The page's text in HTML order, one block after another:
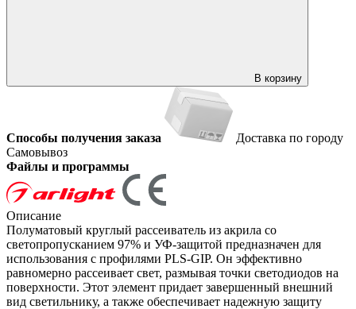
В корзину
Способы получения заказа
Доставка по городу
Самовывоз
Файлы и программы
Описание
Полуматовый круглый рассеиватель из акрила со
светопропусканием 97% и УФ-защитой предназначен для
использования с профилями PLS-GIP. Он эффективно
равномерно рассеивает свет, размывая точки светодиодов на
поверхности. Этот элемент придает завершенный внешний
вид светильнику, а также обеспечивает надежную защиту